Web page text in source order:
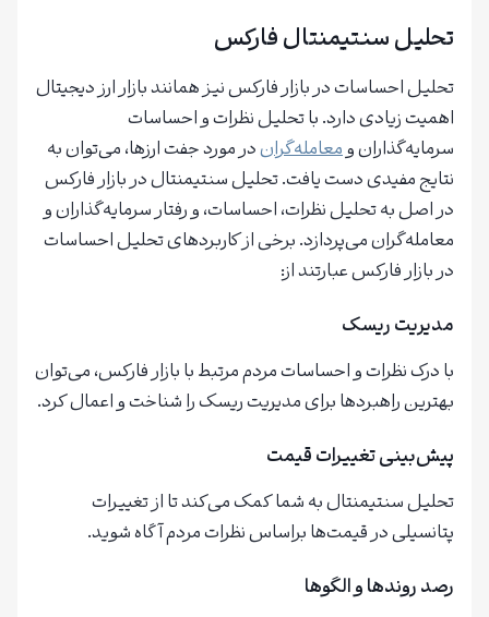
تحلیل سنتیمنتال فارکس
تحلیل احساسات در بازار فارکس نیز همانند بازار ارز دیجیتال
اهمیت زیادی دارد. با تحلیل نظرات و احساسات
سرمایه‌گذاران ومعامله‌گراندر مورد جفت ارزها، می‌توان به
نتایج مفیدی دست یافت. تحلیل سنتیمنتال در بازار فارکس
در اصل به تحلیل نظرات، احساسات، و رفتار سرمایه‌گذاران و
معامله‌گران می‌پردازد. برخی از کاربردهای تحلیل احساسات
در بازار فارکس عبارتند از:
مدیریت ریسک
با درک نظرات و احساسات مردم مرتبط با بازار فارکس، می‌توان
بهترین راهبردها برای مدیریت ریسک را شناخت و اعمال کرد.
پیش‌بینی تغییرات قیمت
تحلیل سنتیمنتال به شما کمک می‌کند تا از تغییرات
پتانسیلی در قیمت‌ها براساس نظرات مردم آگاه شوید.
رصد روندها و الگوها